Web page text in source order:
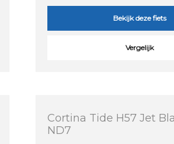
Bekijk deze fiets
Vergelijk
Cortina Tide H57 Jet
ND7